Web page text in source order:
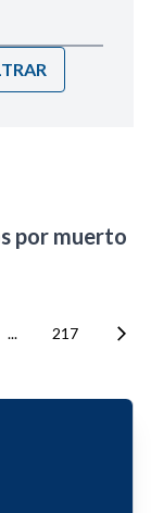
por muerto
... 217